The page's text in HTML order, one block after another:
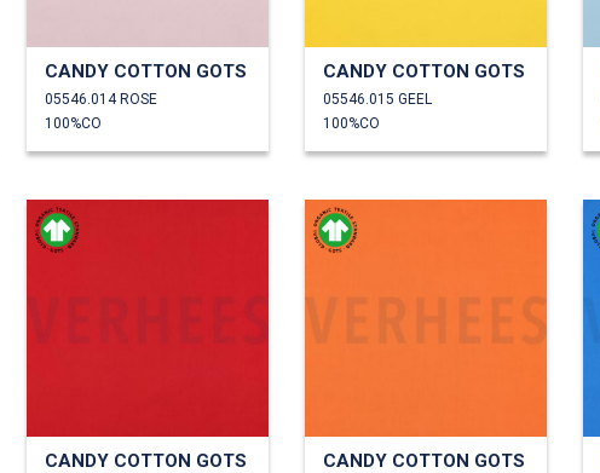
CANDY COTTON GOTS
05546.014 ROSE
100%CO
CANDY COTTON GOTS
05546.015 GEEL
100%CO
CANDY COTTON GOTS CANDY COTTON GOTS